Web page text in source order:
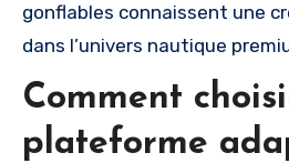
gonflables connaissent une
dans l’univers nautique
Comment
plateforme